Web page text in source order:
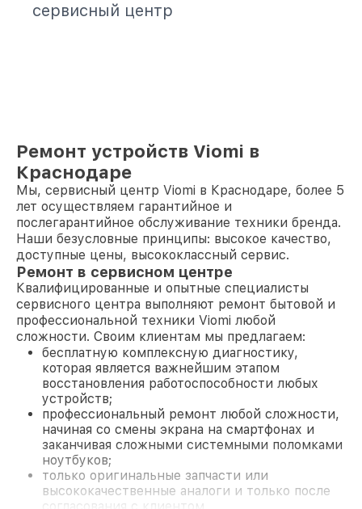
сервисный центр
Ремонт устройств Viomi в
Краснодаре
Мы, сервисный центр Viomi в Краснодаре, более 5
лет осуществляем гарантийное и
послегарантийное обслуживание техники бренда.
Наши безусловные принципы: высокое качество,
доступные цены, высококлассный сервис.
Ремонт в сервисном центре
Квалифицированные и опытные специалисты
сервисного центра выполняют ремонт бытовой и
профессиональной техники Viomi любой
сложности. Своим клиентам мы предлагаем:
бесплатную комплексную диагностику,
которая является важнейшим этапом
восстановления работоспособности любых
устройств;
профессиональный ремонт любой сложности,
начиная со смены экрана на смартфонах и
заканчивая сложными системными поломками
ноутбуков;
только оригинальные запчасти или
высококачественные аналоги и только после